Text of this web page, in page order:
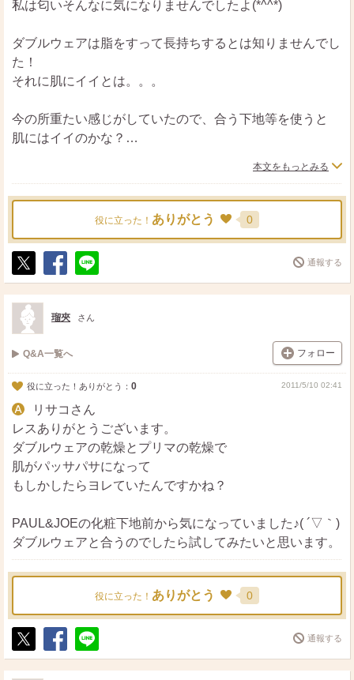
私は匂いそんなに気になりませんでしたよ(*^^*)
ダブルウェアは脂をすって長持ちするとは知りませんでし
た！
それに肌にイイとは。。。
今の所重たい感じがしていたので、合う下地等を使うと
肌にはイイのかな？
これからの時期汗で化粧崩れが気になるので、
ダブルウェアを上手く愛用して夏をのりきりたいです。
本文をもっとみる
役に立った！ ありがとう 0
ポ
ス
ト
シ
ェ
送
る
通報する
瑠夾 さん
Q&A一覧へ フォロー
役に立った！ありがとう： 0 2011/5/10 02:41
リサコさん
レスありがとうございます。
ダブルウェアの乾燥とプリマの乾燥で
肌がパッサパサになって
もしかしたらヨレていたんですかね？
PAUL&JOEの化粧下地前から気になっていました♪( ´▽｀)
ダブルウェアと合うのでしたら試してみたいと思います。
役に立った！ ありがとう 0
ポ
ス
シ
ェ
送
る
通報する